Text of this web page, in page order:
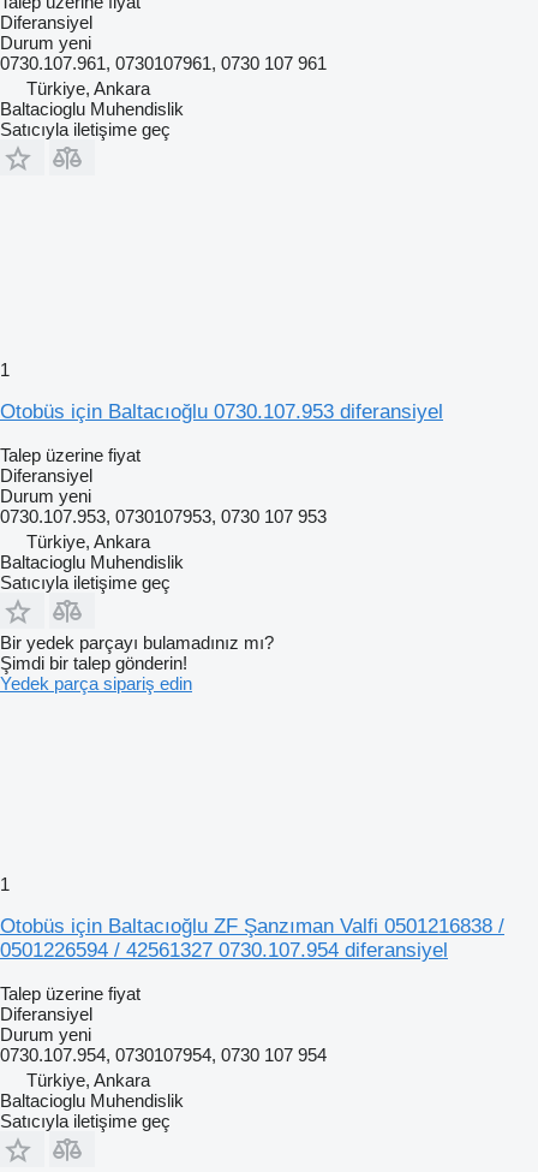
Diferansiyel
Durum yeni
0730.107.961, 0730107961, 0730 107 961
Türkiye, Ankara
Baltacioglu Muhendislik
Satıcıyla iletişime geç
1
Otobüs için Baltacıoğlu 0730.107.953 diferansiyel
Talep üzerine fiyat
Diferansiyel
Durum yeni
0730.107.953, 0730107953, 0730 107 953
Türkiye, Ankara
Baltacioglu Muhendislik
Satıcıyla iletişime geç
Bir yedek parçayı bulamadınız mı?
Şimdi bir talep gönderin!
Yedek parça sipariş edin
1
Otobüs için Baltacıoğlu ZF Şanzıman Valfi 0501216838 /
0501226594 / 42561327 0730.107.954 diferansiyel
Talep üzerine fiyat
Diferansiyel
Durum yeni
0730.107.954, 0730107954, 0730 107 954
Türkiye, Ankara
Baltacioglu Muhendislik
Satıcıyla iletişime geç